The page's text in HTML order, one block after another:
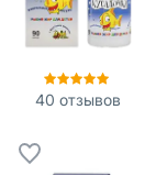
40 отзывов